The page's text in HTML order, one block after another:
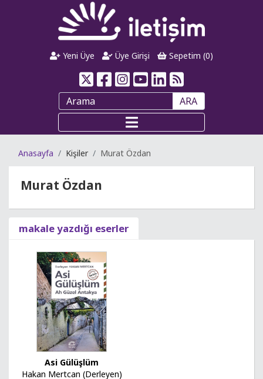
Yeni Üye Üye Girişi Sepetim (0)
ARA
Anasayfa Kişiler Murat Özdan
Murat Özdan
makale yazdığı eserler
Asi Gülüşlüm
Hakan Mertcan (Derleyen)